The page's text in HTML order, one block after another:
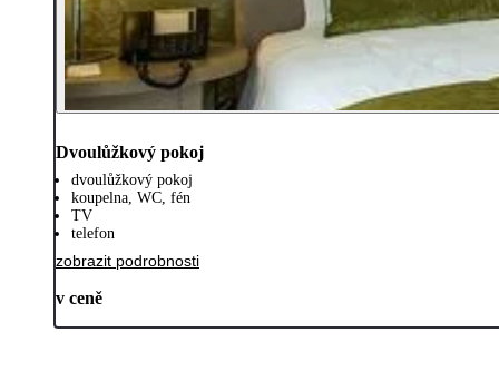
Dvoulůžkový pokoj
dvoulůžkový pokoj
koupelna, WC, fén
TV
telefon
zobrazit podrobnosti
v ceně